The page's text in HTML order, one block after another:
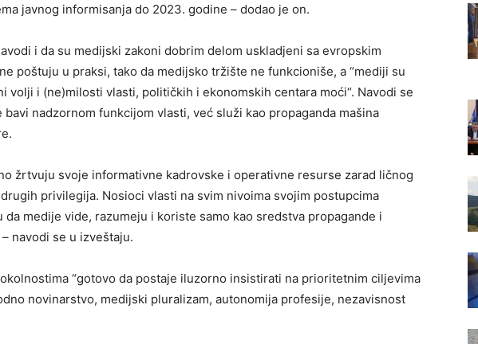
javnog informisanja do 2023. godine – dodao je on.
i da su medijski zakoni dobrim delom uskladjeni sa evropskim
poštuju u praksi, tako da medijsko tržište ne funkcioniše, a “mediji su
volji i (ne)milosti vlasti, političkih i ekonomskih centara moći“. Navodi se
bavi nadzornom funkcijom vlasti, već služi kao propaganda mašina
žrtvuju svoje informativne kadrovske i operativne resurse zarad ličnog
privilegija. Nosioci vlasti na svim nivoima svojim postupcima
da medije vide, razumeju i koriste samo kao sredstva propagande i
navodi se u izveštaju.
“gotovo da postaje iluzorno insistirati na prioritetnim ciljevima
novinarstvo, medijski pluralizam, autonomija profesije, nezavisnost